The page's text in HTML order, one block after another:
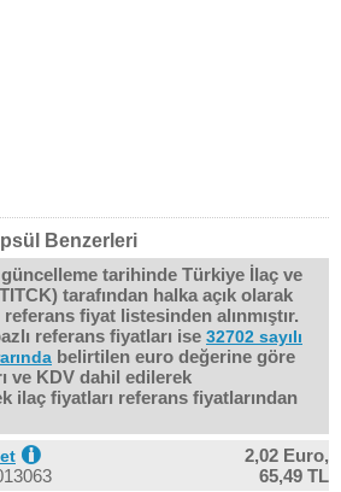
Benzerleri
tarihinde Türkiye İlaç ve
tarafından halka açık olarak
fiyat listesinden alınmıştır.
referans fiyatları ise 32702 sayılı
belirtilen euro değerine göre
ve KDV dahil edilerek
ilaç fiyatları referans fiyatlarından
2,02 Euro,
65,49 TL